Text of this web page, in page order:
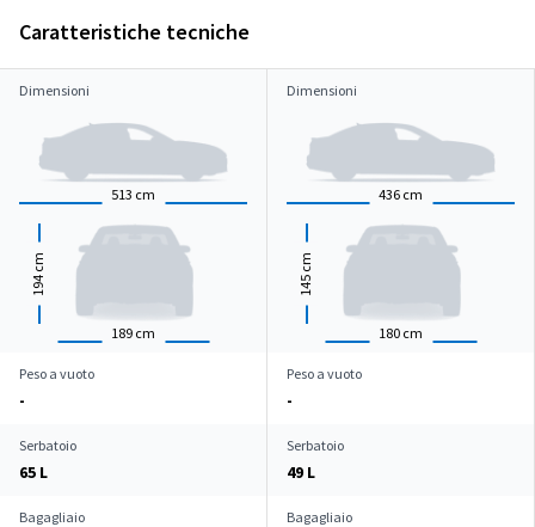
Caratteristiche tecniche
Dimensioni
513 cm
189 cm
194
cm
Dimensioni
436 cm
180 cm
145
cm
Peso a vuoto
-
Peso a vuoto
-
Serbatoio
65 L
Serbatoio
49 L
Bagagliaio Bagagliaio